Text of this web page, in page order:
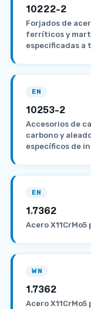
10222-2
Forjados de
ferríticos y
especificadas a
EN
10253-2
Accesorios de
carbono y
específicos de
EN
1.7362
Acero
WN
1.7362
Acero